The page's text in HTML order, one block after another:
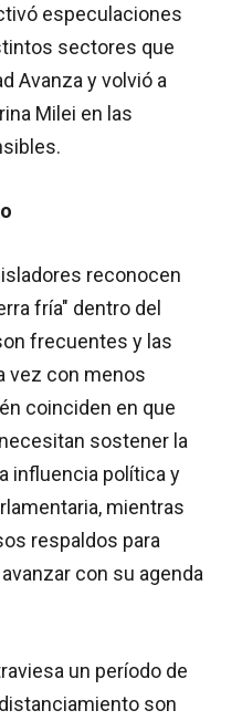
especulaciones
sectores que
Avanza y volvió a
Milei en las
reconocen
fría" dentro del
frecuentes y las
vez con menos
coinciden en que
sostener la
influencia política y
mientras
respaldos para
con su agenda
un período de
son